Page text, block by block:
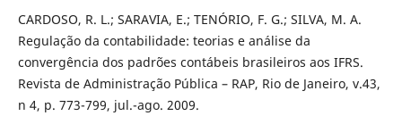
CARDOSO, R. L.; SARAVIA, E.; TENÓRIO, F. G.; SILVA, M. A.
Regulação da contabilidade: teorias e análise da
convergência dos padrões contábeis brasileiros aos IFRS.
Revista de Administração Pública – RAP, Rio de Janeiro, v.43,
n 4, p. 773-799, jul.-ago. 2009.